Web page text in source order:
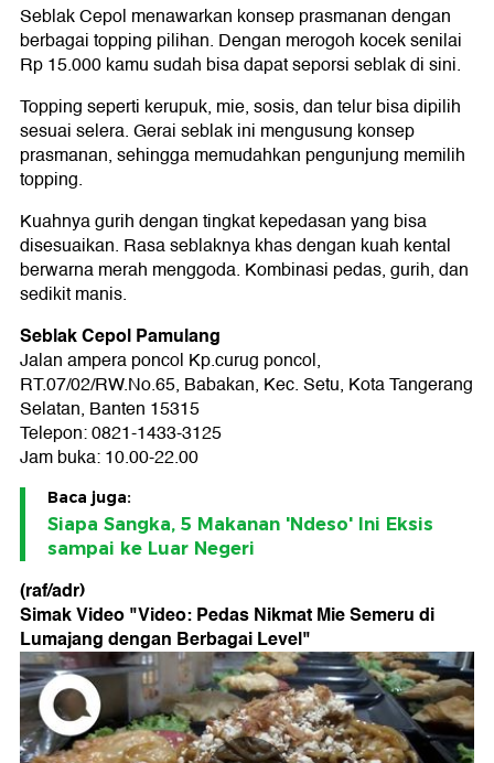
Seblak Cepol menawarkan konsep prasmanan dengan
berbagai topping pilihan. Dengan merogoh kocek senilai
Rp 15.000 kamu sudah bisa dapat seporsi seblak di sini.
Topping seperti kerupuk, mie, sosis, dan telur bisa dipilih
sesuai selera. Gerai seblak ini mengusung konsep
prasmanan, sehingga memudahkan pengunjung memilih
topping.
Kuahnya gurih dengan tingkat kepedasan yang bisa
disesuaikan. Rasa seblaknya khas dengan kuah kental
berwarna merah menggoda. Kombinasi pedas, gurih, dan
sedikit manis.
Seblak Cepol Pamulang
Jalan ampera poncol Kp.curug poncol,
RT.07/02/RW.No.65, Babakan, Kec. Setu, Kota Tangerang
Selatan, Banten 15315
Telepon: 0821-1433-3125
Jam buka: 10.00-22.00
Baca juga:
Siapa Sangka, 5 Makanan 'Ndeso' Ini Eksis
sampai ke Luar Negeri
(raf/adr)
Simak Video "Video: Pedas Nikmat Mie Semeru di
Lumajang dengan Berbagai Level"